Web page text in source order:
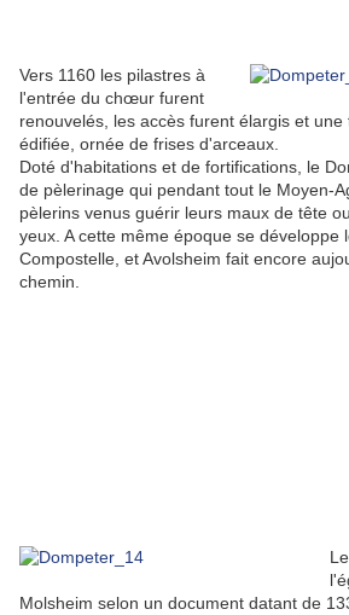
Vers 1160 les pilastres à
l'entrée du chœur furent
renouvelés, les accès furent élargis et
édifiée, ornée de frises d'arceaux.
Doté d'habitations et de fortifications, le
de pèlerinage qui pendant tout le Moyen-
pèlerins venus guérir leurs maux de tête
yeux. A cette même époque se développe
Compostelle, et Avolsheim fait encore
chemin.
Molsheim selon un document datant de